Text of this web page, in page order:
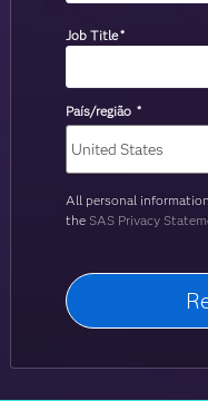
Job Title*
País/região *
All personal
the SAS Privacy